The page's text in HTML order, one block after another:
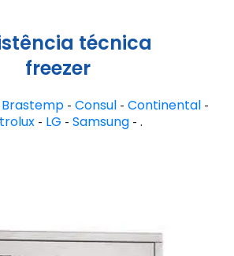
técnica
freezer
Brastemp - Consul - Continental -
- LG - Samsung- .